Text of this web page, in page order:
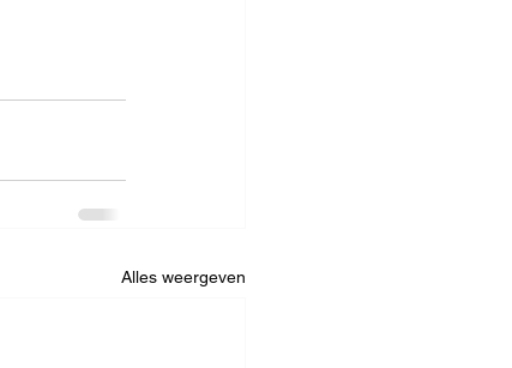
Alles weergeven